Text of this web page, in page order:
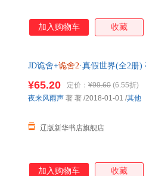
加入购物车 收藏
JD诡舍+诡舍2·真假世界(全2册)
¥65.20 定价： ¥99.60 (6.55折)
辽版新华书店旗舰店
夜来风雨声 著 著 /2018-01-01 /其他
加入购物车 收藏